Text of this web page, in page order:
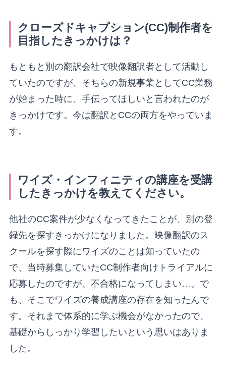
クローズドキャプション(CC)制作者を
目指したきっかけは？
もともと別の翻訳会社で映像翻訳者として活動し
ていたのですが、そちらの新規事業としてCC業務
が始まった時に、手伝ってほしいと言われたのが
きっかけです。今は翻訳とCCの両方をやっていま
す。
ワイズ・インフィニティの講座を受講
したきっかけを教えてください。
他社のCC案件が少なくなってきたことが、別の登
録先を探すきっかけになりました。映像翻訳のス
クールを探す際にワイズのことは知っていたの
で、当時募集していたCC制作者向けトライアルに
応募したのですが、不合格になってしまい…。で
も、そこでワイズの養成講座の存在を知ったんで
す。それまで体系的に学ぶ機会がなかったので、
基礎からしっかり学習したいという思いはありま
した。